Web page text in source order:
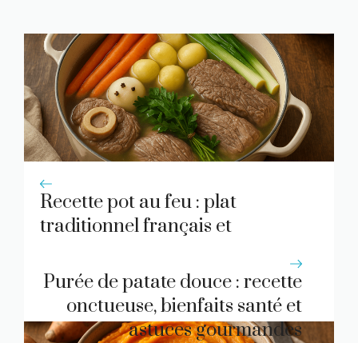
Recette pot au feu : plat
traditionnel français et
Purée de patate douce : recette
onctueuse, bienfaits santé et
astuces gourmandes